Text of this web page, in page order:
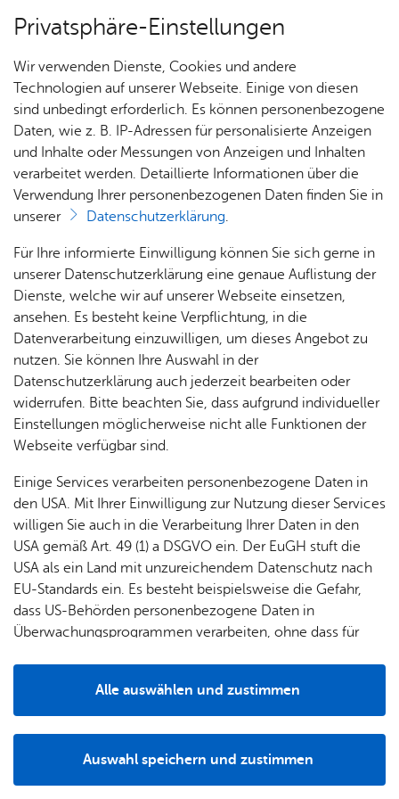
Heute
Orte
FOYER - Freie Chris­ten­ge­
mein­de Fried­richs­ha­fen
Alle Ver­an­stal­tun­gen an die­sem Ver­an­stal­tungs­ort
Ver­an­stal­tung
31.08.2026, 08:30 Uhr Ca­mis­sio CAM­P2GO
FOYER - Freie Chris­ten­ge­mein­de Fried­richs­ha­fen
All­manns­wei­ler­stra­ße 114
88046Fried­richs­ha­fen
Tel. +49 7541 7780
se­kre­ta­ri­at@­‍­foyer-fn.­‍­de
Zur Web­site
Rou­ten­pla­ner star­ten
Privatsphäre-Einstellungen
Wir verwenden Dienste, Cookies und andere
Technologien auf unserer Webseite. Einige von diesen
sind unbedingt erforderlich. Es können personenbezogene
Daten, wie z. B. IP-Adressen für personalisierte Anzeigen
und Inhalte oder Messungen von Anzeigen und Inhalten
verarbeitet werden. Detaillierte Informationen über die
Verwendung Ihrer personenbezogenen Daten finden Sie in
unserer
Datenschutzerklärung.
Für Ihre informierte Einwilligung können Sie sich gerne in
unserer Datenschutzerklärung eine genaue Auflistung der
Dienste, welche wir auf unserer Webseite einsetzen,
ansehen. Es besteht keine Verpflichtung, in die
Datenverarbeitung einzuwilligen, um dieses Angebot zu
nutzen. Sie können Ihre Auswahl in der
Datenschutzerklärung auch jederzeit bearbeiten oder
widerrufen. Bitte beachten Sie, dass aufgrund individueller
Einstellungen möglicherweise nicht alle Funktionen der
Webseite verfügbar sind.
Einige Services verarbeiten personenbezogene Daten in
den USA. Mit Ihrer Einwilligung zur Nutzung dieser Services
willigen Sie auch in die Verarbeitung Ihrer Daten in den
USA gemäß Art. 49 (1) a DSGVO ein. Der EuGH stuft die
USA als ein Land mit unzureichendem Datenschutz nach
EU-Standards ein. Es besteht beispielsweise die Gefahr,
dass US-Behörden personenbezogene Daten in
Überwachungsprogrammen verarbeiten, ohne dass für
Auswahl speichern und zustimmen
Alle auswählen und zustimmen